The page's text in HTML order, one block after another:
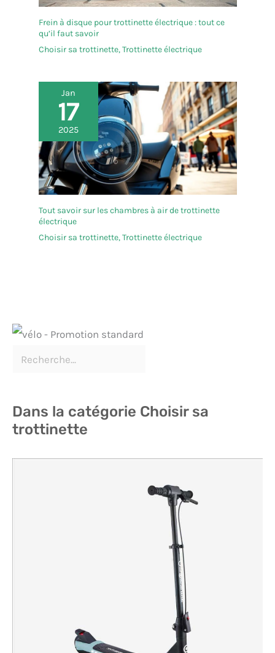
questions, n'hésitez pas à nous contacter
Frein à disque pour trottinette électrique : tout ce
qu’il faut savoir
Choisir sa trottinette,Trottinette électrique
Jan
17
2025
Tout savoir sur les chambres à air de trottinette
électrique
Choisir sa trottinette,Trottinette électrique
Dans la catégorie Choisir sa
trottinette